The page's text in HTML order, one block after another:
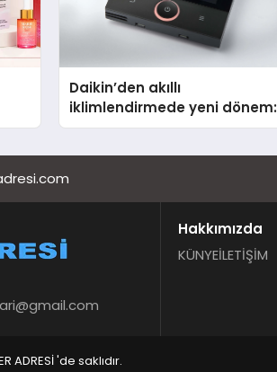
Daikin’den akıllı
iklimlendirmede yeni dönem:
Madoka Plus Türkiye’de
Hakkımızda
KÜNYEİLETİŞİM
ADRESİ 'de saklıdır.